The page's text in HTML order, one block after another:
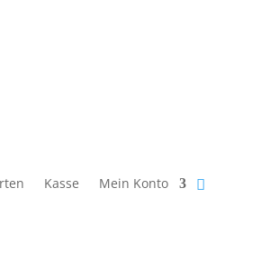
Kasse Mein Konto